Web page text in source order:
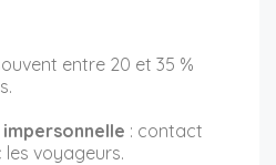
entre 20 et 35 %
: contact
voyageurs.